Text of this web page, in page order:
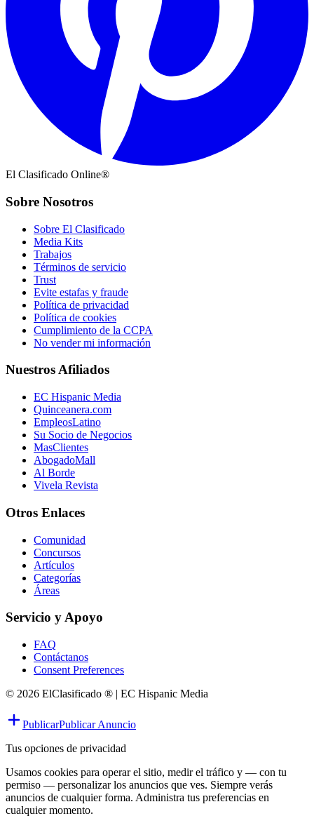
El Clasificado Online®
Sobre Nosotros
Sobre El Clasificado
Media Kits
Trabajos
Términos de servicio
Trust
Evite estafas y fraude
Política de privacidad
Política de cookies
Cumplimiento de la CCPA
No vender mi información
Nuestros Afiliados
EC Hispanic Media
Quinceanera.com
EmpleosLatino
Su Socio de Negocios
MasClientes
AbogadoMall
Al Borde
Vivela Revista
Otros Enlaces
Comunidad
Concursos
Artículos
Categorías
Áreas
Servicio y Apoyo
FAQ
Contáctanos
Consent Preferences
© 2026 ElClasificado ® | EC Hispanic Media
PublicarPublicar Anuncio
Tus opciones de privacidad
Usamos cookies para operar el sitio, medir el tráfico y — con tu
permiso — personalizar los anuncios que ves. Siempre verás
anuncios de cualquier forma. Administra tus preferencias en
cualquier momento.